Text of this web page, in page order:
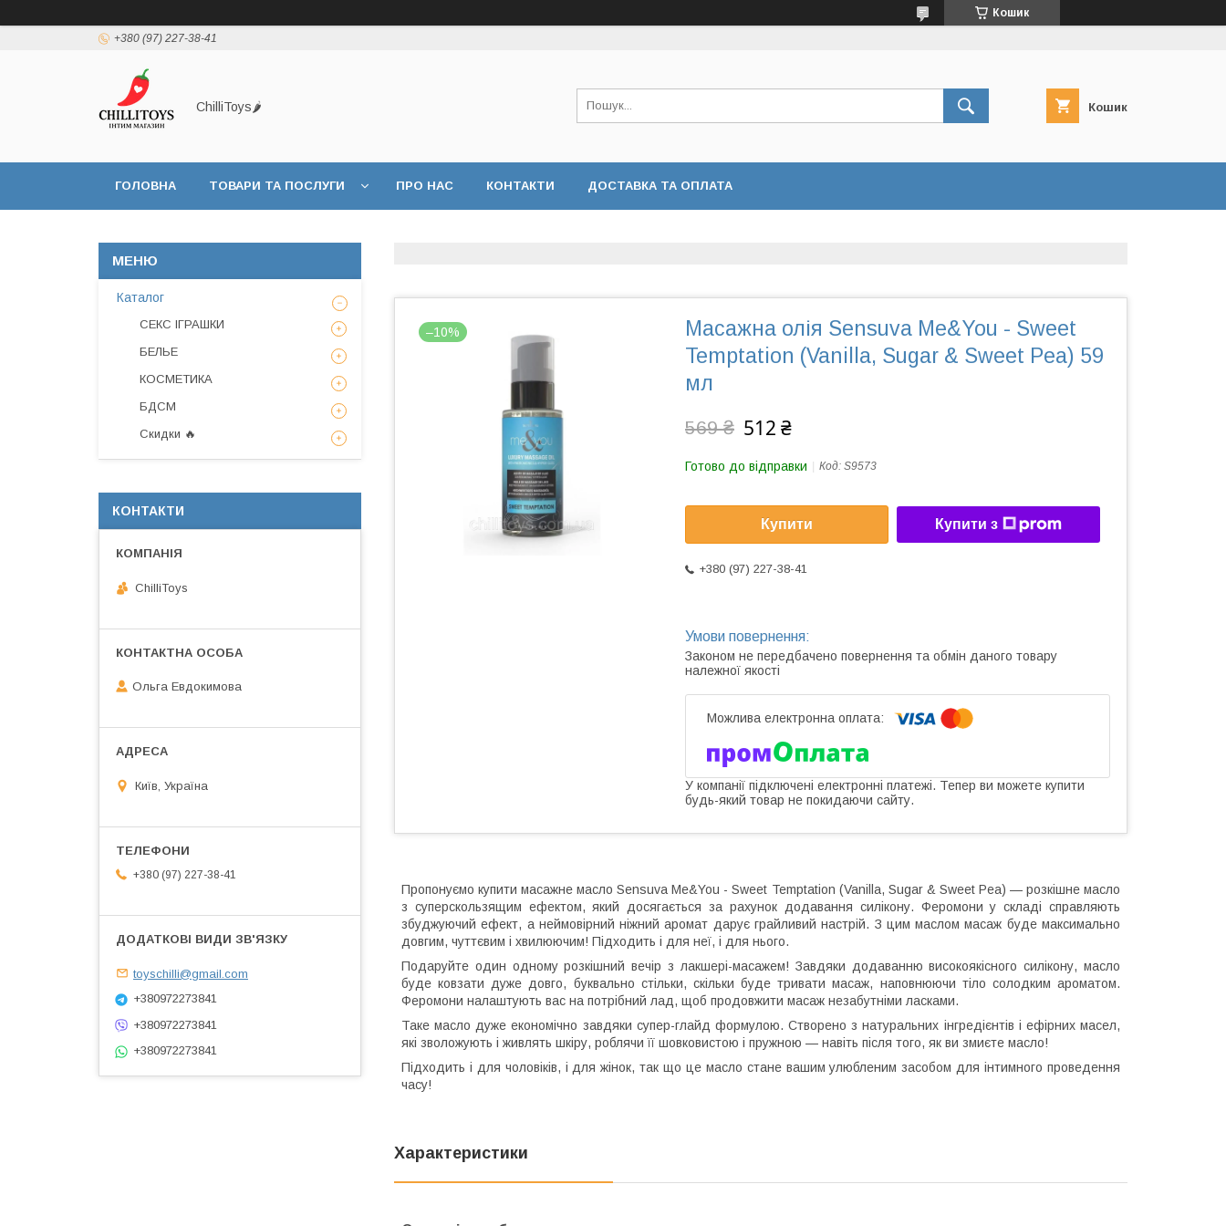
Кошик
+380 (97) 227-38-41
ChilliToys🌶️ Кошик
ГОЛОВНА ТОВАРИ ТА ПОСЛУГИ ПРО НАС КОНТАКТИ ДОСТАВКА ТА ОПЛАТА
–10%
Масажна олія Sensuva Me&You - Sweet
Temptation (Vanilla, Sugar & Sweet Pea) 59
мл
569 ₴ 512 ₴
Готово до відправки Код: S9573
Купити Купити з
+380 (97) 227-38-41
Законом не передбачено повернення та обмін даного товару
належної якості
У компанії підключені електронні платежі. Тепер ви можете купити
будь-який товар не покидаючи сайту.
Пропонуємо купити масажне масло Sensuva Me&You - Sweet Temptation (Vanilla, Sugar & Sweet Pea) — розкішне масло
з суперскользящим ефектом, який досягається за рахунок додавання силікону. Феромони у складі справляють
збуджуючий ефект, а неймовірний ніжний аромат дарує грайливий настрій. З цим маслом масаж буде максимально
довгим, чуттєвим і хвилюючим! Підходить і для неї, і для нього.
Подаруйте один одному розкішний вечір з лакшері-масажем! Завдяки додаванню високоякісного силікону, масло
буде ковзати дуже довго, буквально стільки, скільки буде тривати масаж, наповнюючи тіло солодким ароматом.
Феромони налаштують вас на потрібний лад, щоб продовжити масаж незабутніми ласками.
Таке масло дуже економічно завдяки супер-глайд формулою. Створено з натуральних інгредієнтів і ефірних масел,
які зволожують і живлять шкіру, роблячи її шовковистою і пружною — навіть після того, як ви змиєте масло!
Підходить і для чоловіків, і для жінок, так що це масло стане вашим улюбленим засобом для інтимного проведення
часу!
Характеристики
Каталог
СЕКС ІГРАШКИ
БЕЛЬЕ
КОСМЕТИКА
БДСМ
Скидки 🔥
КОНТАКТИ
ChilliToys
Ольга Евдокимова
Київ, Україна
+380 (97) 227-38-41
toyschilli@gmail.com
+380972273841
+380972273841
+380972273841